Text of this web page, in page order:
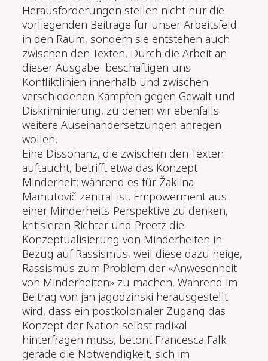
Herausforderungen stellen nicht nur die
vorliegenden Beiträge für unser Arbeitsfeld
in den Raum, sondern sie entstehen auch
zwischen den Texten. Durch die Arbeit an
dieser Ausgabe beschäftigen uns
Konfliktlinien innerhalb und zwischen
verschiedenen Kämpfen gegen Gewalt und
Diskriminierung, zu denen wir ebenfalls
weitere Auseinandersetzungen anregen
wollen.
Eine Dissonanz, die zwischen den Texten
auftaucht, betrifft etwa das Konzept
Minderheit: während es für Žaklina
Mamutovič zentral ist, Empowerment aus
einer Minderheits-Perspektive zu denken,
kritisieren Richter und Preetz die
Konzeptualisierung von Minderheiten in
Bezug auf Rassismus, weil diese dazu neige,
Rassismus zum Problem der «Anwesenheit
von Minderheiten» zu machen. Während im
Beitrag von jan jagodzinski herausgestellt
wird, dass ein postkolonialer Zugang das
Konzept der Nation selbst radikal
hinterfragen muss, betont Francesca Falk
gerade die Notwendigkeit, sich im